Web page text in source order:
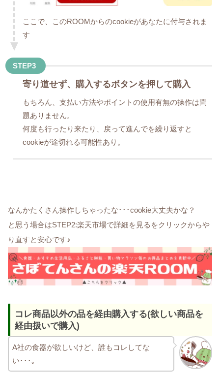
ここで、このROOMからのcookieがあなたに付与されま
す
STEP3
寄り道せず、購入するボタンを押して購入
もちろん、支払い方法やポイントの使用有無の操作は問
題ありません。
何度も行ったり来たり、戻って進んでを繰り返すと
cookieが途切れる可能性あり。
なんかたくさん操作しちゃったな･･･cookie大丈夫かな？
と思う場合はSTEP2:楽天市場で詳細を見るをクリックからや
り直すと安心です♪
コレ商品以外の品を経由購入する(欲しい商品を
経由扱いで購入)
A社の食器が欲しいけど、誰もコレしてな
い･･･｡